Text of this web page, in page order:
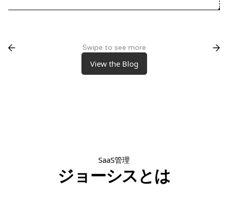
Swipe to see more
View the Blog
View the Blog
SaaS管理
ジョーシスとは